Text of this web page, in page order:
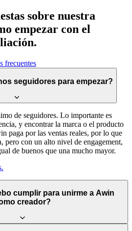
sobre nuestra
empezar con el
frecuentes
seguidores para empezar?
de seguidores. Lo importante es
y encontrar la marca o el producto
paga por las ventas reales, por lo que
pero con un alto nivel de engagement,
de buenos que una mucho mayor.
cumplir para unirme a Awin
creador?